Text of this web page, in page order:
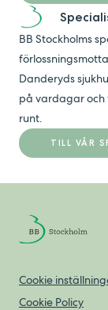
BB Stockholms
Danderyds
på vardagar och
runt.
TILL VÅR
Cookie
Cookie Policy